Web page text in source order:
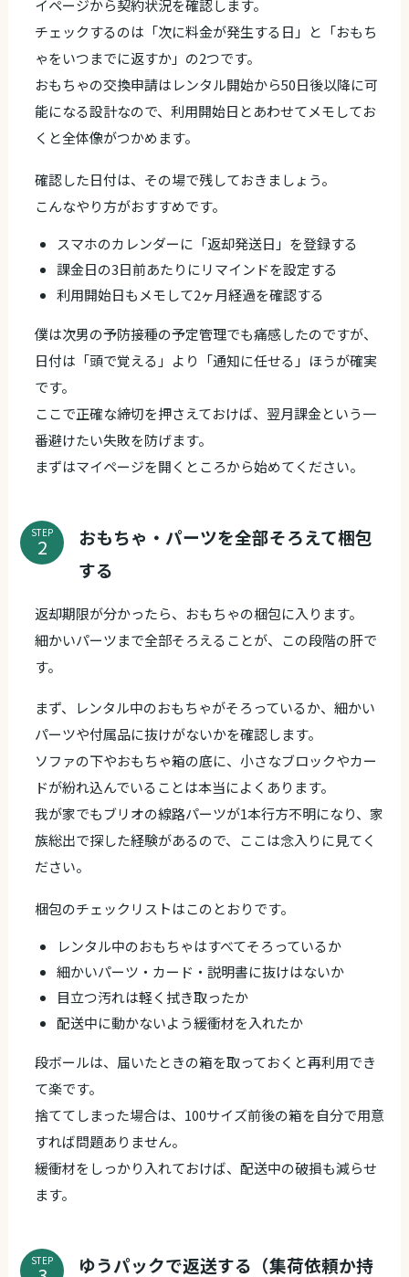
イページから契約状況を確認します。
チェックするのは「次に料金が発生する日」と「おもち
ゃをいつまでに返すか」の2つです。
おもちゃの交換申請はレンタル開始から50日後以降に可
能になる設計なので、利用開始日とあわせてメモしてお
くと全体像がつかめます。
確認した日付は、その場で残しておきましょう。
こんなやり方がおすすめです。
スマホのカレンダーに「返却発送日」を登録する
課金日の3日前あたりにリマインドを設定する
利用開始日もメモして2ヶ月経過を確認する
僕は次男の予防接種の予定管理でも痛感したのですが、
日付は「頭で覚える」より「通知に任せる」ほうが確実
です。
ここで正確な締切を押さえておけば、翌月課金という一
番避けたい失敗を防げます。
まずはマイページを開くところから始めてください。
STEP
おもちゃ・パーツを全部そろえて梱包
する
返却期限が分かったら、おもちゃの梱包に入ります。
細かいパーツまで全部そろえることが、この段階の肝で
す。
まず、レンタル中のおもちゃがそろっているか、細かい
パーツや付属品に抜けがないかを確認します。
ソファの下やおもちゃ箱の底に、小さなブロックやカー
ドが紛れ込んでいることは本当によくあります。
我が家でもブリオの線路パーツが1本行方不明になり、家
族総出で探した経験があるので、ここは念入りに見てく
ださい。
梱包のチェックリストはこのとおりです。
レンタル中のおもちゃはすべてそろっているか
細かいパーツ・カード・説明書に抜けはないか
目立つ汚れは軽く拭き取ったか
配送中に動かないよう緩衝材を入れたか
段ボールは、届いたときの箱を取っておくと再利用でき
て楽です。
捨ててしまった場合は、100サイズ前後の箱を自分で用意
すれば問題ありません。
緩衝材をしっかり入れておけば、配送中の破損も減らせ
ます。
STEP ゆうパックで返送する（集荷依頼か持